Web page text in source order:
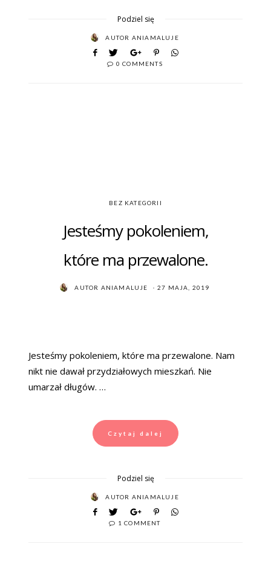
Podziel się
AUTOR ANIAMALUJE
0 COMMENTS
BEZ KATEGORII
Jesteśmy pokoleniem,
które ma przewalone.
AUTOR ANIAMALUJE
POSTED
27 MAJA, 2019
Jesteśmy pokoleniem, które ma przewalone. Nam
nikt nie dawał przydziałowych mieszkań. Nie
umarzał długów. …
Czytaj dalej
Podziel się
AUTOR ANIAMALUJE
1 COMMENT